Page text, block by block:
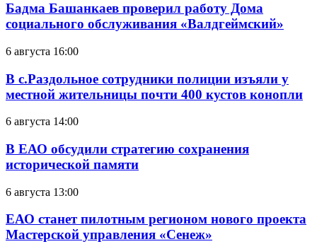
Бадма Башанкаев проверил работу Дома
социального обслуживания «Валдгеймский»
6 августа 16:00
В с.Раздольное сотрудники полиции изъяли у
местной жительницы почти 400 кустов конопли
6 августа 14:00
В ЕАО обсудили стратегию сохранения
исторической памяти
6 августа 13:00
ЕАО станет пилотным регионом нового проекта
Мастерской управления «Сенеж»